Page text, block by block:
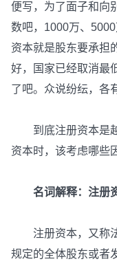
便写，为了面子和向
数吧，1000万、
资本就是股东要承担
好，国家已经取消最
了吧。众说纷纭，各
到底注册资本是越
资本时，该考虑哪些
名词解释：注册
注册资本，又称法
规定的全体股东或者